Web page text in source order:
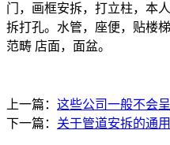
门，画框安拆，打立柱，本
拆打孔。水管，座便，贴楼
范畴 店面，面盆。
上一篇： 这些公司一般不会
下一篇： 关于管道安拆的通